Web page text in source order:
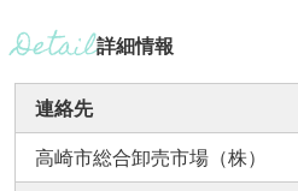
詳細情報
連絡先
高崎市総合卸売市場（株）